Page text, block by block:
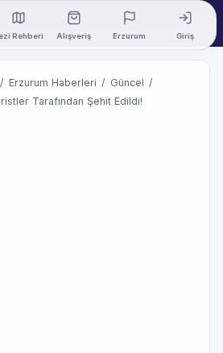
Rehberi Alışveriş Erzurum Giriş
/ Erzurum Haberleri / Güncel /
Tarafından Şehit Edildi!